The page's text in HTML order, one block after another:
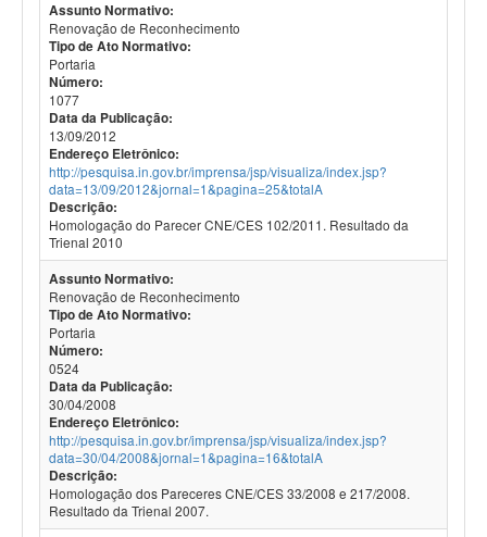
Assunto Normativo:
Renovação de Reconhecimento
Tipo de Ato Normativo:
Portaria
Número:
1077
Data da Publicação:
13/09/2012
Endereço Eletrônico:
http://pesquisa.in.gov.br/imprensa/jsp/visualiza/index.jsp?
data=13/09/2012&jornal=1&pagina=25&totalA
Descrição:
Homologação do Parecer CNE/CES 102/2011. Resultado da
Trienal 2010
Assunto Normativo:
Renovação de Reconhecimento
Tipo de Ato Normativo:
Portaria
Número:
0524
Data da Publicação:
30/04/2008
Endereço Eletrônico:
http://pesquisa.in.gov.br/imprensa/jsp/visualiza/index.jsp?
data=30/04/2008&jornal=1&pagina=16&totalA
Descrição:
Homologação dos Pareceres CNE/CES 33/2008 e 217/2008.
Resultado da Trienal 2007.